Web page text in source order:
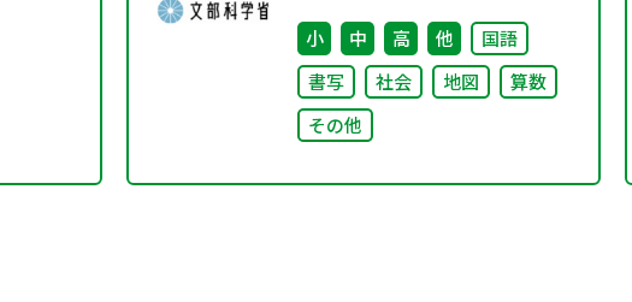
小 中 高 他
国語
書写
社会 地図
算数
その他